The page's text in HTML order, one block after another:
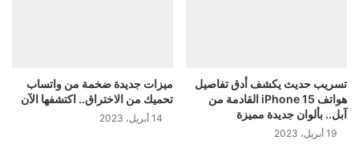
تسريب حديث يكشف أدق تفاصيل
هواتف iPhone 15 القادمة من
آبل.. بألوان جديدة مميزة
19 أبريل، 2023
ميزات جديدة ضخمة من واتساب
تحميك من الاختراق.. اكتشفها الآن
14 أبريل، 2023